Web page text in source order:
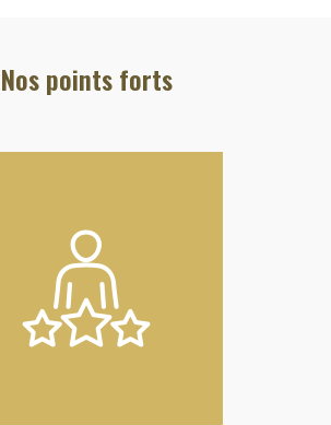
Nos points forts